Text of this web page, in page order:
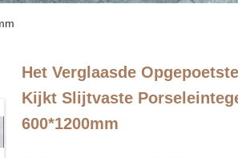
Het Verglaasde
Kijkt Slijtvaste
600*1200mm